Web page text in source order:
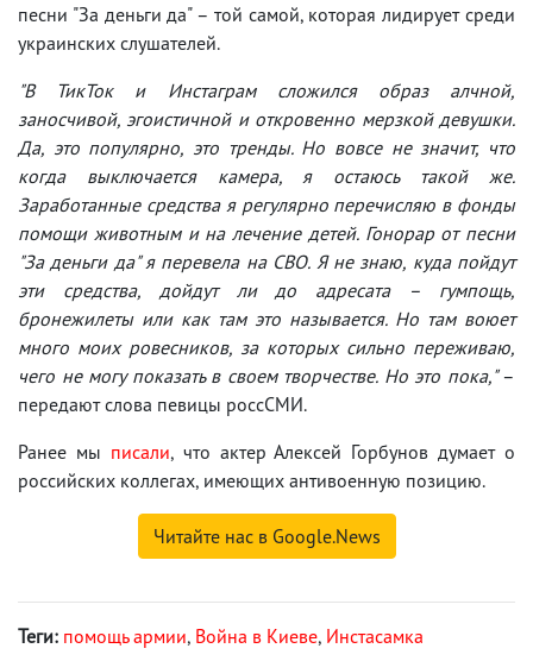
песни "За деньги да" – той самой, которая лидирует среди
украинских слушателей.
"В ТикТок и Инстаграм сложился образ алчной,
заносчивой, эгоистичной и откровенно мерзкой девушки.
Да, это популярно, это тренды. Но вовсе не значит, что
когда выключается камера, я остаюсь такой же.
Заработанные средства я регулярно перечисляю в фонды
помощи животным и на лечение детей. Гонорар от песни
"За деньги да" я перевела на СВО. Я не знаю, куда пойдут
эти средства, дойдут ли до адресата – гумпощь,
бронежилеты или как там это называется. Но там воюет
много моих ровесников, за которых сильно переживаю,
чего не могу показать в своем творчестве. Но это пока,"–
передают слова певицы россСМИ.
Ранее мы писали, что актер Алексей Горбунов думает о
российских коллегах, имеющих антивоенную позицию.
Читайте нас в Google.News
Теги: помощь армии, Война в Киеве, Инстасамка